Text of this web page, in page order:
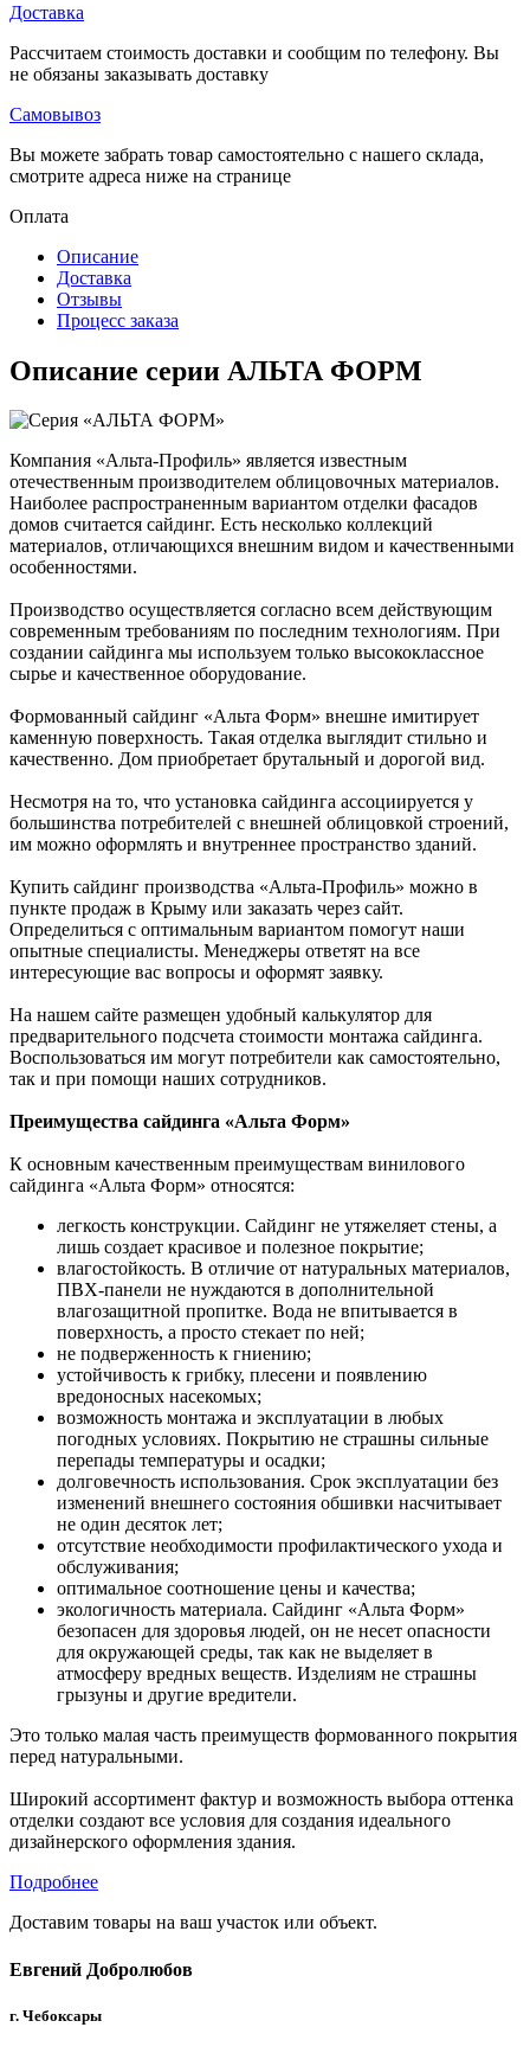
Доставка
Рассчитаем стоимость доставки и сообщим по телефону. Вы
не обязаны заказывать доставку
Самовывоз
Вы можете забрать товар самостоятельно с нашего склада,
смотрите адреса ниже на странице
Оплата
Описание
Доставка
Отзывы
Процесс заказа
Описание серии АЛЬТА ФОРМ
Компания «Альта-Профиль» является известным
отечественным производителем облицовочных материалов.
Наиболее распространенным вариантом отделки фасадов
домов считается сайдинг. Есть несколько коллекций
материалов, отличающихся внешним видом и качественными
особенностями.
Производство осуществляется согласно всем действующим
современным требованиям по последним технологиям. При
создании сайдинга мы используем только высококлассное
сырье и качественное оборудование.
Формованный сайдинг «Альта Форм» внешне имитирует
каменную поверхность. Такая отделка выглядит стильно и
качественно. Дом приобретает брутальный и дорогой вид.
Несмотря на то, что установка сайдинга ассоциируется у
большинства потребителей с внешней облицовкой строений,
им можно оформлять и внутреннее пространство зданий.
Купить сайдинг производства «Альта-Профиль» можно в
пункте продаж в Крыму или заказать через сайт.
Определиться с оптимальным вариантом помогут наши
опытные специалисты. Менеджеры ответят на все
интересующие вас вопросы и оформят заявку.
На нашем сайте размещен удобный калькулятор для
предварительного подсчета стоимости монтажа сайдинга.
Воспользоваться им могут потребители как самостоятельно,
так и при помощи наших сотрудников.
Преимущества сайдинга «Альта Форм»
К основным качественным преимуществам винилового
сайдинга «Альта Форм» относятся:
легкость конструкции. Сайдинг не утяжеляет стены, а
лишь создает красивое и полезное покрытие;
влагостойкость. В отличие от натуральных материалов,
ПВХ-панели не нуждаются в дополнительной
влагозащитной пропитке. Вода не впитывается в
поверхность, а просто стекает по ней;
не подверженность к гниению;
устойчивость к грибку, плесени и появлению
вредоносных насекомых;
возможность монтажа и эксплуатации в любых
погодных условиях. Покрытию не страшны сильные
перепады температуры и осадки;
долговечность использования. Срок эксплуатации без
изменений внешнего состояния обшивки насчитывает
не один десяток лет;
отсутствие необходимости профилактического ухода и
обслуживания;
оптимальное соотношение цены и качества;
экологичность материала. Сайдинг «Альта Форм»
безопасен для здоровья людей, он не несет опасности
для окружающей среды, так как не выделяет в
атмосферу вредных веществ. Изделиям не страшны
грызуны и другие вредители.
Это только малая часть преимуществ формованного покрытия
перед натуральными.
Широкий ассортимент фактур и возможность выбора оттенка
отделки создают все условия для создания идеального
дизайнерского оформления здания.
Подробнее
Доставим товары на ваш участок или объект.
Евгений Добролюбов
г. Чебоксары